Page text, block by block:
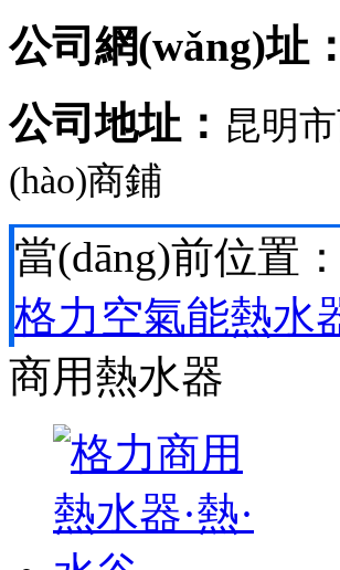
公司網(wǎng)址：
公司地址： 昆明
(hào)商鋪
當(dāng)前位置：
格力空氣能熱水
商用熱水器